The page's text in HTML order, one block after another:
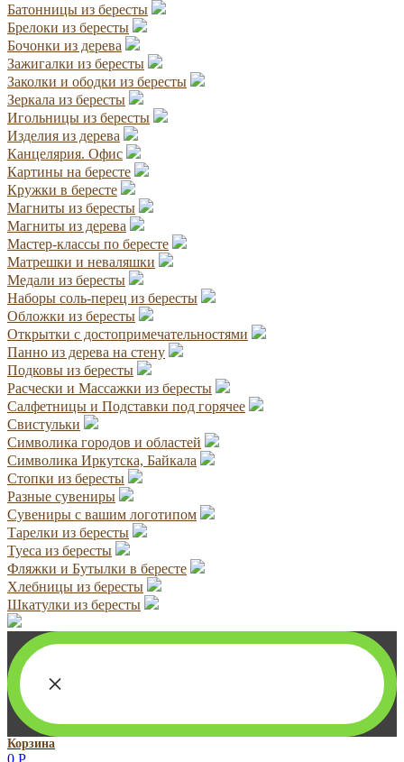
Батонницы из бересты
Брелоки из бересты
Бочонки из дерева
Зажигалки из бересты
Заколки и ободки из бересты
Зеркала из бересты
Игольницы из бересты
Изделия из дерева
Канцелярия. Офис
Картины на бересте
Кружки в бересте
Магниты из бересты
Магниты из дерева
Мастер-классы по бересте
Матрешки и неваляшки
Медали из бересты
Наборы соль-перец из бересты
Обложки из бересты
Открытки с достопримечательностями
Панно из дерева на стену
Подковы из бересты
Расчески и Массажки из бересты
Салфетницы и Подставки под горячее
Свистульки
Символика городов и областей
Символика Иркутска, Байкала
Стопки из бересты
Разные сувениры
Сувениры с вашим логотипом
Тарелки из бересты
Туеса из бересты
Фляжки и Бутылки в бересте
Хлебницы из бересты
Шкатулки из бересты
×
Корзина
0 Р